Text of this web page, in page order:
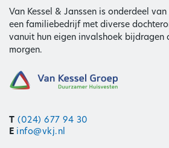
Van Kessel & Janssen is onderdeel
een familiebedrijf met diverse
vanuit hun eigen invalshoek bijdragen
morgen.
T (024) 677 94 30
E info@vkj.nl